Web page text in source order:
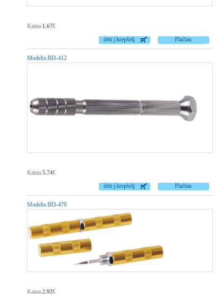
Kaina:1.67€
Plačiau
dėti į krepšelį
Modelis:BD-412
Kaina:5.74€
Plačiau
dėti į krepšelį
Modelis:BD-470
Kaina:2.92€